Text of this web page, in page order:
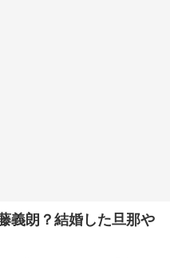
義朗？結婚した旦那や